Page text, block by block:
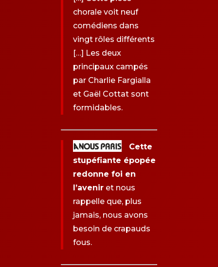
chorale voit neuf
comédiens dans
vingt rôles différents
[…] Les deux
principaux campés
par Charlie Fargialla
et Gaël Cottat sont
formidables.
Cette
stupéfiante épopée
redonne foi en
l’avenir et nous
rappelle que, plus
jamais, nous avons
besoin de crapauds
fous.